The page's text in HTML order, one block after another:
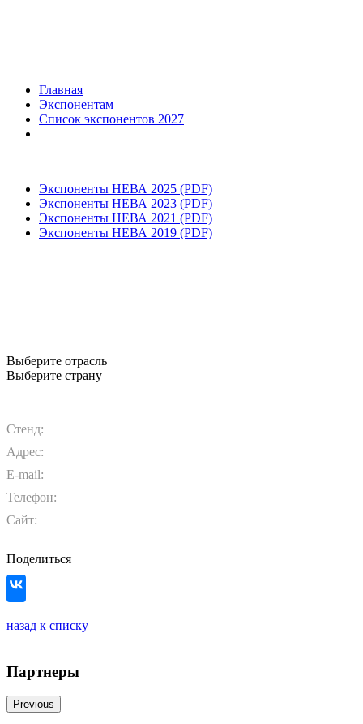
Главная
Экспонентам
Список экспонентов 2027
Экспоненты НЕВА 2025 (PDF)
Экспоненты НЕВА 2023 (PDF)
Экспоненты НЕВА 2021 (PDF)
Экспоненты НЕВА 2019 (PDF)
Выберите отрасль
Выберите страну
Стенд:
Адрес:
E-mail:
Телефон:
Сайт:
Поделиться
назад к списку
Партнеры
Previous